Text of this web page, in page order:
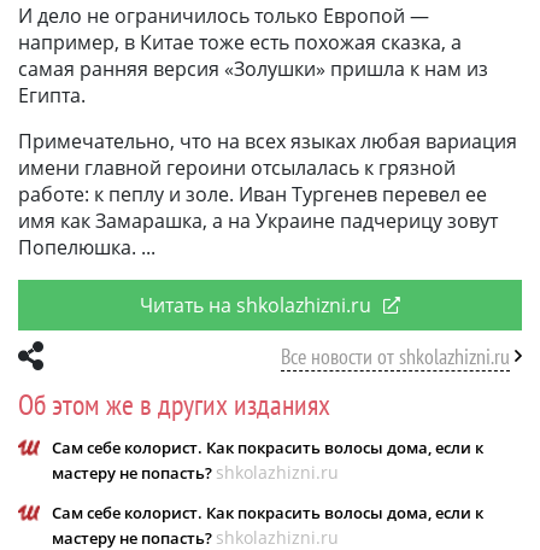
И дело не ограничилось только Европой —
например, в Китае тоже есть похожая сказка, а
самая ранняя версия «Золушки» пришла к нам из
Египта.
Примечательно, что на всех языках любая вариация
имени главной героини отсылалась к грязной
работе: к пеплу и золе. Иван Тургенев перевел ее
имя как Замарашка, а на Украине падчерицу зовут
Попелюшка.
Читать на shkolazhizni.ru
Все новости от shkolazhizni.ru
Об этом же в других изданиях
Сам себе колорист. Как покрасить волосы дома, если к
мастеру не попасть? shkolazhizni.ru
Сам себе колорист. Как покрасить волосы дома, если к
мастеру не попасть? shkolazhizni.ru